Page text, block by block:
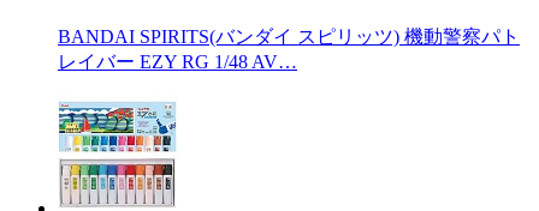
BANDAI SPIRITS(バンダイ スピリッツ) 機動警察パト
レイバー EZY RG 1/48 AV…